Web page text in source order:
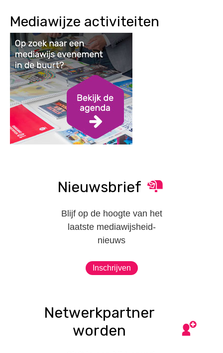
Mediawijze activiteiten
Nieuwsbrief
Blijf op de hoogte van het
laatste mediawijsheid-
nieuws
Inschrijven
Netwerkpartner
worden